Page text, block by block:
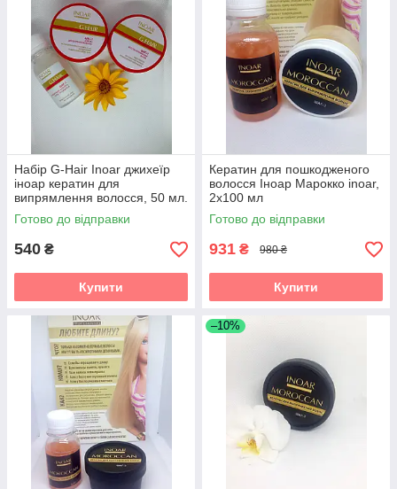
Набір G-Hair Inoar джихеїр
іноар кератин для
випрямлення волосся, 50 мл.
Готово до відправки
540 ₴
Купити
Кератин для пошкодженого
волосся Іноар Марокко inoar,
2х100 мл
Готово до відправки
931 ₴ 980 ₴
Купити
–10%